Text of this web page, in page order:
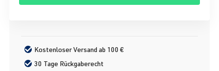
Kostenloser Versand ab 100 €
30 Tage Rückgaberecht